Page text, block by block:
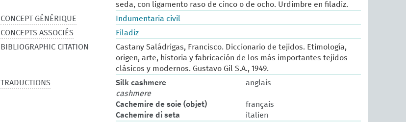
seda, con ligamento raso de cinco o de ocho. Urdimbre en filadiz.
CONCEPT GÉNÉRIQUE
Indumentaria civil
CONCEPTS ASSOCIÉS
Filadiz
BIBLIOGRAPHIC CITATION
Castany Saládrigas, Francisco. Diccionario de tejidos. Etimología,
origen, arte, historia y fabricación de los más importantes tejidos
clásicos y modernos. Gustavo Gil S.A., 1949.
TRADUCTIONS
Silk cashmere
anglais
cashmere
Cachemire de soie (objet)
français
Cachemire di seta
italien